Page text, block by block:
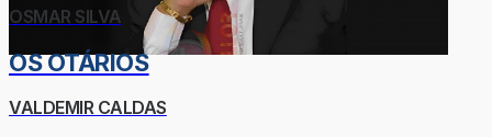
OSMAR SILVA
OS OTÁRIOS
VALDEMIR CALDAS